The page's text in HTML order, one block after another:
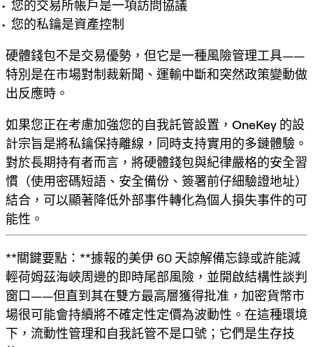
您的交易所帳戶是一項訪問協議
您的私鑰是資產控制
硬體錢包不是交易優勢，但它是一種風險管理工具——
特別是在市場對制裁新聞、運輸中斷和突然政策變動做
出反應時。
如果您正在考慮加強您的自我託管設置， OneKey 的設
計宗旨是將私鑰保持離線，同時支持實用的多鏈體驗。
對於長期持有者而言，將硬體錢包與紀律嚴格的安全習
慣（使用密碼短語、安全備份、簽署前仔細驗證地址）
結合，可以顯著降低外部事件轉化為個人損失事件的可
能性。
**關鍵要點：**據報的美伊 60 天諒解備忘錄或許能減
輕荷姆茲海峽周邊的即時尾部風險，並開啟結構性談判
窗口——但直到其在雙方最高層獲得批准，加密貨幣市
場很可能會持續將不確定性定價為波動性。在這種環境
下，流動性管理和自我託管不是口號；它們是生存技